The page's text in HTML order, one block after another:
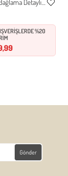
L XL
%20
Gönder